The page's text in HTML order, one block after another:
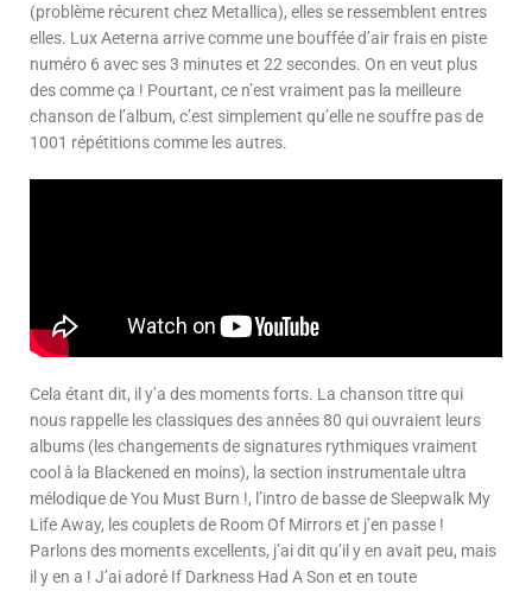
(problème récurent chez Metallica), elles se ressemblent entres
elles. Lux Aeterna arrive comme une bouffée d’air frais en piste
numéro 6 avec ses 3 minutes et 22 secondes. On en veut plus
des comme ça ! Pourtant, ce n’est vraiment pas la meilleure
chanson de l’album, c’est simplement qu’elle ne souffre pas de
1001 répétitions comme les autres.
Cela étant dit, il y’a des moments forts. La chanson titre qui
nous rappelle les classiques des années 80 qui ouvraient leurs
albums (les changements de signatures rythmiques vraiment
cool à la Blackened en moins), la section instrumentale ultra
mélodique de You Must Burn !, l’intro de basse de Sleepwalk My
Life Away, les couplets de Room Of Mirrors et j’en passe !
Parlons des moments excellents, j’ai dit qu’il y en avait peu, mais
il y en a ! J’ai adoré If Darkness Had A Son et en toute